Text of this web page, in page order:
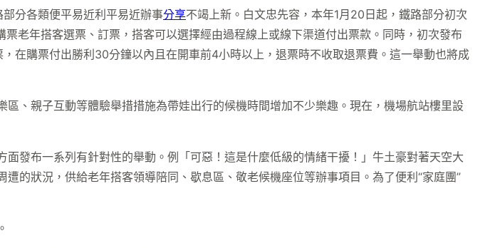
分各類便平易近利平易近辦事分享不竭上新。白文忠先容，本年1月20日起，鐵路部分初次
老年搭客選票、訂票，搭客可以選擇經由過程線上或線下渠道付出票款。同時，初次發布
在購票付出勝利30分鐘以內且在開車前4小時以上，退票時不收取退票費。這一舉動也將成
、親子互動等體驗舉措措施為帶娃出行的候機時間增加不少樂趣。現在，機場航站樓里設
發布一系列有針對性的舉動。例「可惡！這是什麼低級的情緒干擾！」牛土豪對著天空大
的狀況，供給老年搭客領導陪同、歇息區、敬老候機座位等辦事項目。為了便利“家庭團”